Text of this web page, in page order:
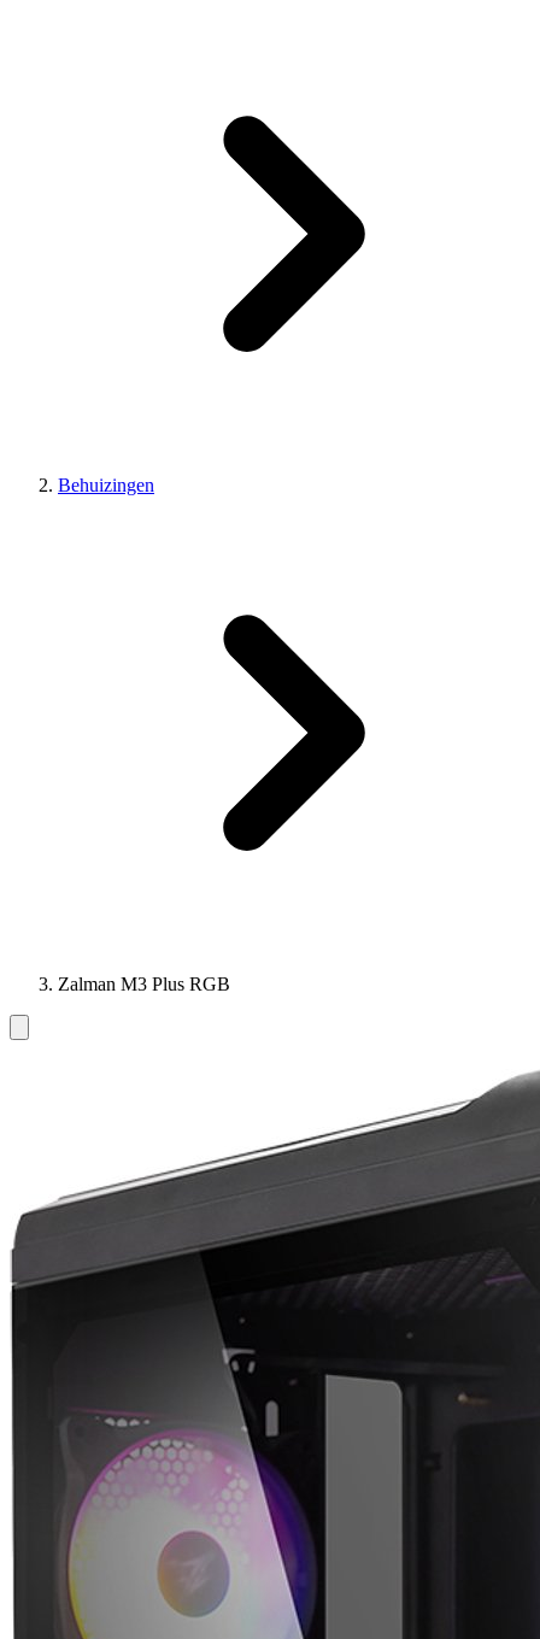
Behuizingen
Zalman M3 Plus RGB